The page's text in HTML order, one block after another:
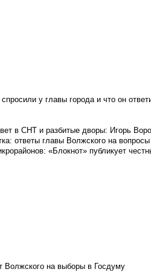
у главы города и что он
в СНТ и разбитые дворы: Игорь
ответы главы Волжского на
«Блокнот» публикует
Волжского на выборы в Госдуму